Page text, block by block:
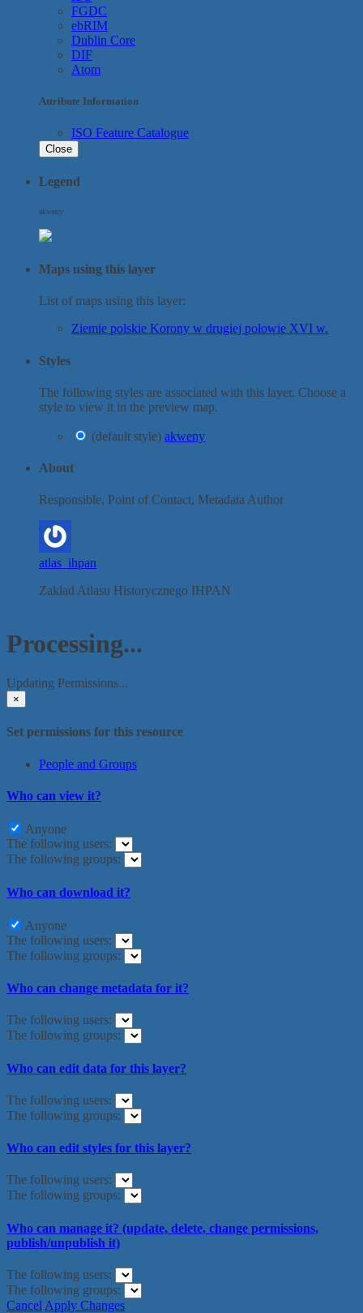
FGDC
ebRIM
Dublin Core
DIF
Atom
Attribute Information
ISO Feature Catalogue
Close
Legend
akweny
Maps using this layer
List of maps using this layer:
Ziemie polskie Korony w drugiej połowie XVI w.
Styles
The following styles are associated with this layer. Choose a
style to view it in the preview map.
(default style) akweny
About
Responsible, Point of Contact, Metadata Author
atlas_ihpan
Zakład Atlasu Historycznego IHPAN
Processing...
Updating Permissions...
×
Set permissions for this resource
People and Groups
Who can view it?
Anyone
The following users:
The following groups:
Who can download it?
Anyone
The following users:
The following groups:
Who can change metadata for it?
The following users:
The following groups:
Who can edit data for this layer?
The following users:
The following groups:
Who can edit styles for this layer?
The following users:
The following groups:
Who can manage it? (update, delete, change permissions,
publish/unpublish it)
The following users:
The following groups:
Cancel Apply Changes